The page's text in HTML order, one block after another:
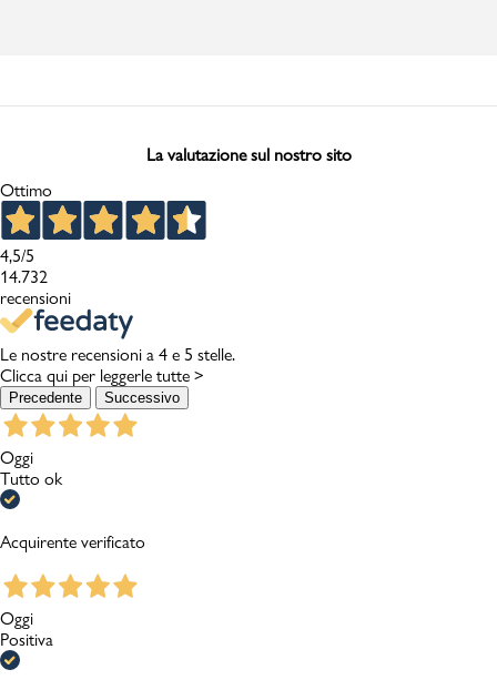
La valutazione sul nostro sito
Ottimo
4,5/5
14.732
recensioni
Le nostre recensioni a 4 e 5 stelle.
Clicca qui per leggerle tutte >
Precedente Successivo
Oggi
Tutto ok
Acquirente verificato
Oggi
Positiva